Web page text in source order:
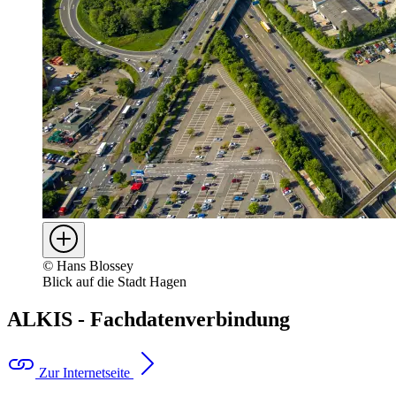
© Hans Blossey
Blick auf die Stadt Hagen
ALKIS - Fachdatenverbindung
Zur Internetseite